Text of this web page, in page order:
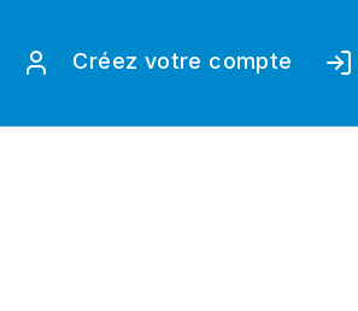
Créez votre compte